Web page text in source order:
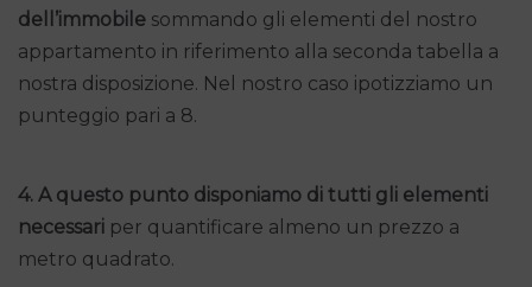
dell’immobile sommando gli elementi del nostro
appartamento in riferimento alla seconda tabella a
nostra disposizione. Nel nostro caso ipotizziamo un
punteggio pari a 8.
4. A questo punto disponiamo di tutti gli elementi
necessari per quantificare almeno un prezzo a
metro quadrato.